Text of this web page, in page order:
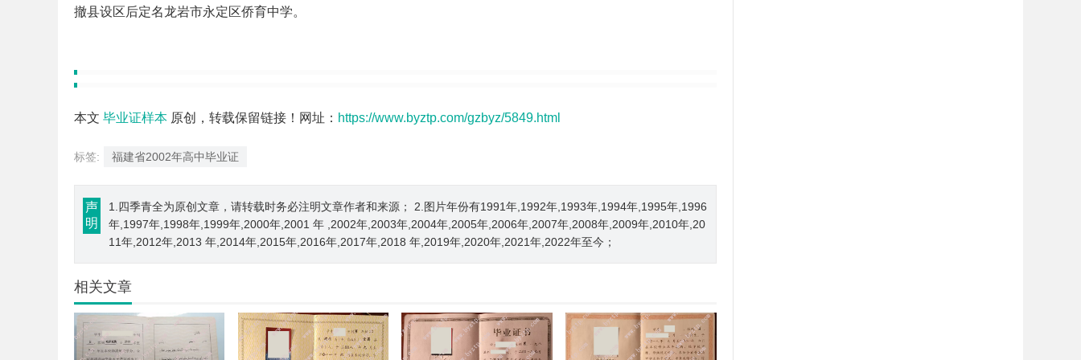
撤县设区后定名龙岩市永定区侨育中学。
本文 毕业证样本 原创，转载保留链接！网址： https://www.byztp.com/gzbyz/5849.html
标签: 福建省2002年高中毕业证
声
明
1.四季青全为原创文章，请转载时务必注明文章作者和来源； 2.图片年份有1991年,1992年,1993年,1994年,1995年,1996
年,1997年,1998年,1999年,2000年,2001 年 ,2002年,2003年,2004年,2005年,2006年,2007年,2008年,2009年,2010年,20
11年,2012年,2013 年,2014年,2015年,2016年,2017年,2018 年,2019年,2020年,2021年,2022年至今；
相关文章